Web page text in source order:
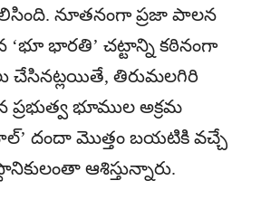
నూతనంగా ప్రజా పాలన
‘భూ భారతి’ చట్టాన్ని కఠినంగా
చేసినట్లయితే, తిరుమలగిరి
భూముల అక్రమ
దందా మొత్తం బయటికి వచ్చే
ఆశిస్తున్నారు.